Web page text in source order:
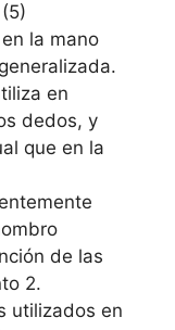
la mano
en
dedos, y
que en la
de las
2.
utilizados en